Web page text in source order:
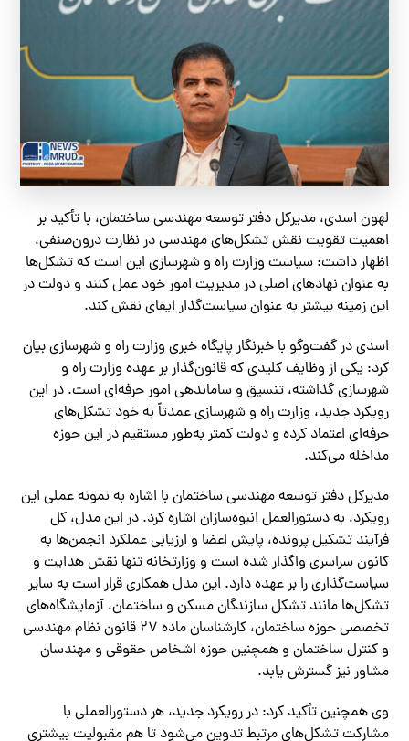
لهون اسدی، مدیرکل دفتر توسعه مهندسی ساختمان، با تأکید بر
اهمیت تقویت نقش تشکل‌های مهندسی در نظارت درون‌صنفی،
اظهار داشت: سیاست وزارت راه و شهرسازی این است که تشکل‌ها
به عنوان نهادهای اصلی در مدیریت امور خود عمل کنند و دولت در
این زمینه بیشتر به عنوان سیاست‌گذار ایفای نقش کند.
اسدی در گفت‌وگو با خبرنگار پایگاه خبری وزارت راه و شهرسازی بیان
کرد: یکی از وظایف کلیدی که قانون‌گذار بر عهده وزارت راه و
شهرسازی گذاشته، تنسیق و ساماندهی امور حرفه‌ای است. در این
رویکرد جدید، وزارت راه و شهرسازی عمدتاً به خود تشکل‌های
حرفه‌ای اعتماد کرده و دولت کمتر به‌طور مستقیم در این حوزه
مداخله می‌کند.
مدیرکل دفتر توسعه مهندسی ساختمان با اشاره به نمونه عملی این
رویکرد، به دستورالعمل انبوه‌سازان اشاره کرد. در این مدل، کل
فرآیند تشکیل پرونده، پایش اعضا و ارزیابی عملکرد انجمن‌ها به
کانون سراسری واگذار شده است و وزارتخانه تنها نقش هدایت و
سیاست‌گذاری را بر عهده دارد. این مدل همکاری قرار است به سایر
تشکل‌ها مانند تشکل سازندگان مسکن و ساختمان، آزمایشگاه‌های
تخصصی حوزه ساختمان، کارشناسان ماده ۲۷ قانون نظام مهندسی
و کنترل ساختمان و همچنین حوزه اشخاص حقوقی و مهندسان
مشاور نیز گسترش یابد.
وی همچنین تأکید کرد: در رویکرد جدید، هر دستورالعملی با
مشارکت تشکل‌های مرتبط تدوین می‌شود تا هم مقبولیت بیشتری